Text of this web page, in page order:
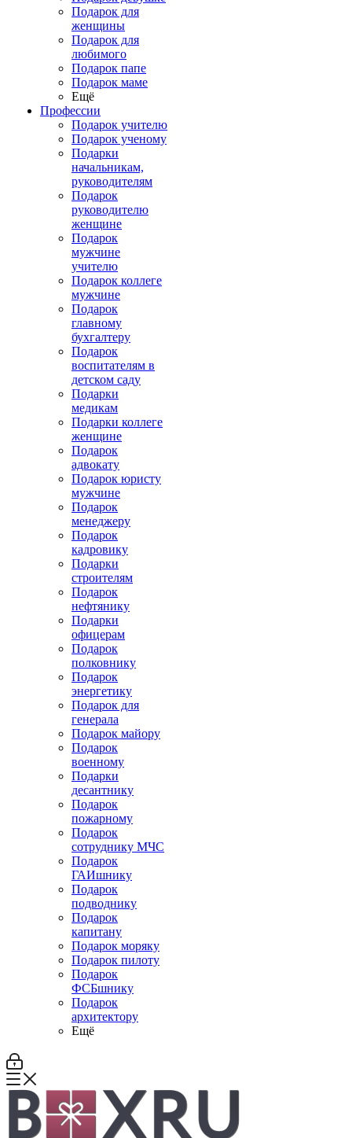
Подарок для
женщины
Подарок для
любимого
Подарок папе
Подарок маме
Ещё
Профессии
Подарок учителю
Подарок ученому
Подарки
начальникам,
руководителям
Подарок
руководителю
женщине
Подарок
мужчине
учителю
Подарок коллеге
мужчине
Подарок
главному
бухгалтеру
Подарок
воспитателям в
детском саду
Подарки
медикам
Подарки коллеге
женщине
Подарок
адвокату
Подарок юристу
мужчине
Подарок
менеджеру
Подарок
кадровику
Подарки
строителям
Подарок
нефтянику
Подарки
офицерам
Подарок
полковнику
Подарок
энергетику
Подарок для
генерала
Подарок майору
Подарок
военному
Подарки
десантнику
Подарок
пожарному
Подарок
сотруднику МЧС
Подарок
ГАИшнику
Подарок
подводнику
Подарок
капитану
Подарок моряку
Подарок пилоту
Подарок
ФСБшнику
Подарок
архитектору
Ещё